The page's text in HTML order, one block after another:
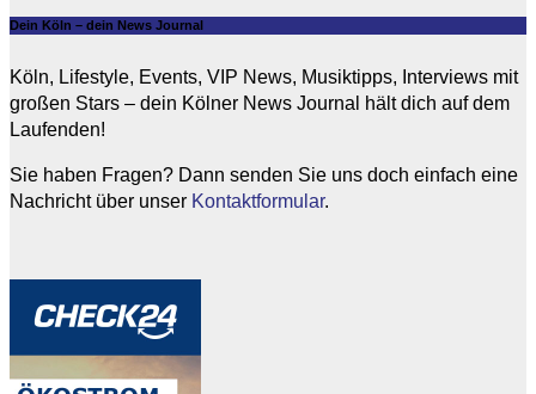
Dein Köln – dein News Journal
Köln, Lifestyle, Events, VIP News, Musiktipps, Interviews mit
großen Stars – dein Kölner News Journal hält dich auf dem
Laufenden!
Sie haben Fragen? Dann senden Sie uns doch einfach eine
Nachricht über unser Kontaktformular.